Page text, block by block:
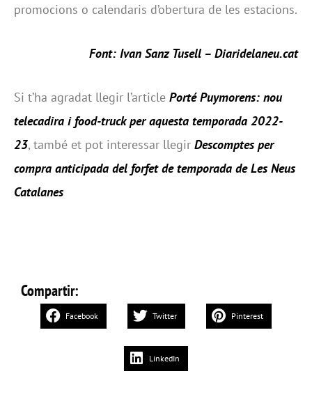
promocions o calendaris d’obertura de les estacions.
Font: Ivan Sanz Tusell – Diaridelaneu.cat
Si t’ha agradat llegir l’article Porté Puymorens: nou
telecadira i food-truck per aquesta temporada 2022-
23, també et pot interessar llegir Descomptes per
compra anticipada del forfet de temporada de Les Neus
Catalanes
Compartir:
Facebook Twitter Pinterest
LinkedIn